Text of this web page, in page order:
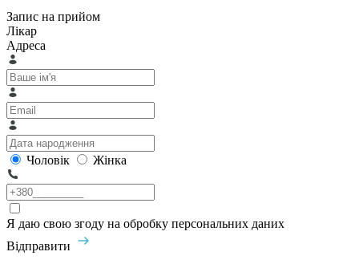
Запис на прийом
Лікар
Адреса
Чоловік Жінка
Я даю свою згоду на обробку персональних даних
Відправити